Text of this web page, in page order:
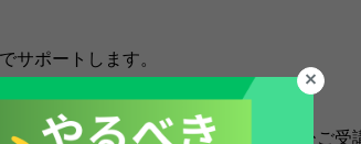
サポートします。
しか利用したことがない方は、ぜひご受